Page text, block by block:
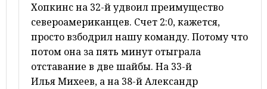
Хопкинс на 32-й удвоил преимущество
североамериканцев. Счет 2:0, кажется,
просто взбодрил нашу команду. Потому что
потом она за пять минут отыграла
отставание в две шайбы. На 33-й
ИльяМихеев, а на 38-й Александр